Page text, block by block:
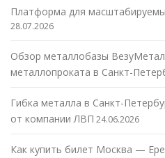
Платформа для
28.07.2026
Обзор металлобазы
металлопроката в Санкт-
Гибка металла в Санкт-
от компании ЛВП 24.06.2026
Как купить билет Москва —